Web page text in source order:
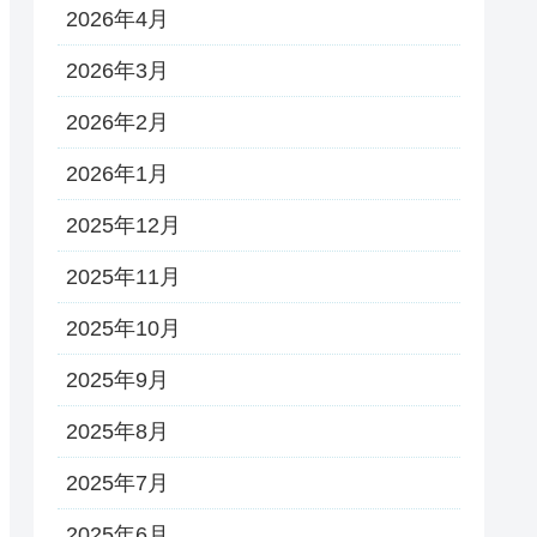
2026年4月
2026年3月
2026年2月
2026年1月
2025年12月
2025年11月
2025年10月
2025年9月
2025年8月
2025年7月